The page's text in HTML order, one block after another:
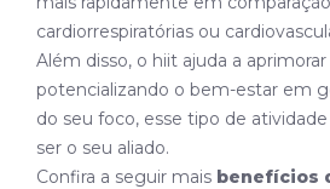
cardiorrespiratórias ou
Além disso, o hiit ajuda a
potencializando o bem-estar em
do seu foco, esse tipo de
ser o seu aliado.
Confira a seguir mais benefícios